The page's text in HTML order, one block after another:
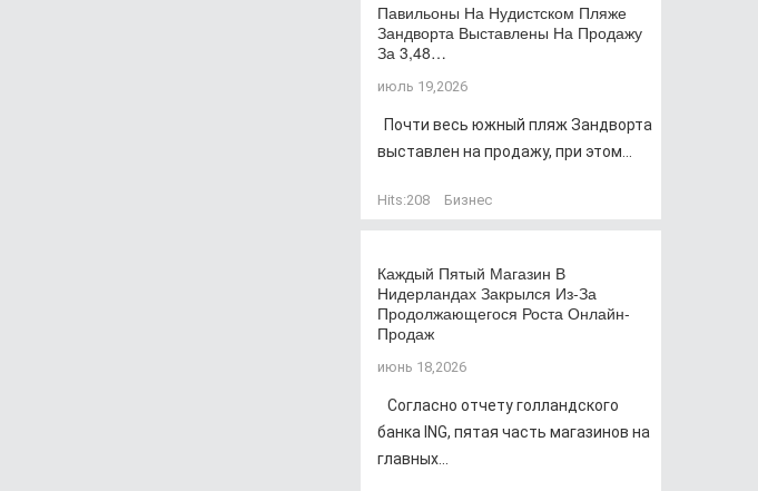
Павильоны На Нудистском Пляже
Зандворта Выставлены На Продажу
За 3,48…
июль 19,2026
Почти весь южный пляж Зандворта
выставлен на продажу, при этом...
Hits:208 Бизнес
Каждый Пятый Магазин В
Нидерландах Закрылся Из-За
Продолжающегося Роста Онлайн-
Продаж
июнь 18,2026
Согласно отчету голландского
банка ING, пятая часть магазинов на
главных...